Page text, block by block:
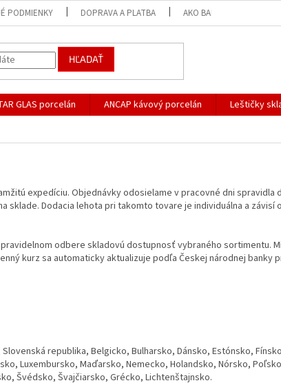
PODMIENKY DOPRAVA A PLATBA AKO BALÍME NAŠE ZÁSIELKY
HĽADAŤ
GLAS porcelán ANCAP kávový porcelán Leštičky
expedíciu. Objednávky odosielame v pracovné dni spravidla
sklade. Dodacia lehota pri takomto tovare je individuálna a závisí
odbere skladovú dostupnosť vybraného sortimentu.
kurz sa automaticky aktualizuje podľa Českej národnej banky
republika, Belgicko, Bulharsko, Dánsko, Estónsko,
Luxembursko, Maďarsko, Nemecko, Holandsko, Nórsko,
Švédsko, Švajčiarsko, Grécko, Lichtenštajnsko.